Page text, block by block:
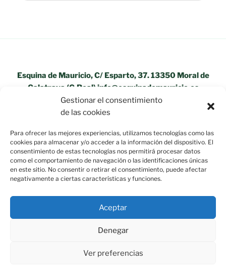
Gestionar el consentimiento
de las cookies
Para ofrecer las mejores experiencias, utilizamos tecnologías como las
cookies para almacenar y/o acceder a la información del dispositivo. El
consentimiento de estas tecnologías nos permitirá procesar datos
como el comportamiento de navegación o las identificaciones únicas
en este sitio. No consentir o retirar el consentimiento, puede afectar
negativamente a ciertas características y funciones.
Aceptar
Denegar
Ver preferencias
Esquina de Mauricio, C/ Esparto, 37. 13350 Moral de
Calatrava (C.Real) info@esquinademauricio.es
«Aviso Legal»